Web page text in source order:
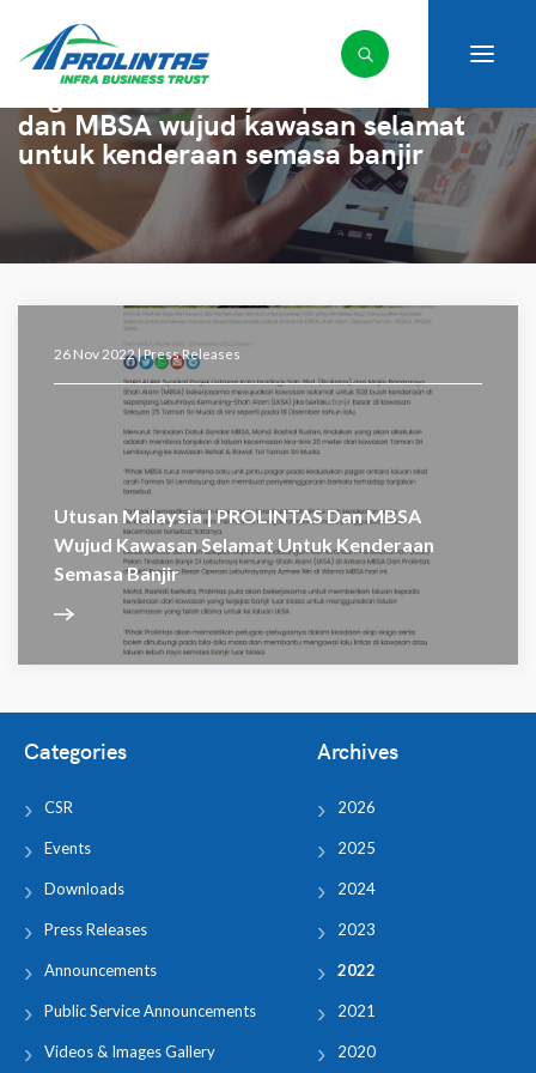
Tag:Utusan Malaysia | PROLINTAS
dan MBSA wujud kawasan selamat
untuk kenderaan semasa banjir
26 Nov 2022 |Press Releases
Utusan Malaysia | PROLINTAS Dan MBSA
Wujud Kawasan Selamat Untuk Kenderaan
Semasa Banjir
Categories
CSR
Events
Downloads
Press Releases
Announcements
Public Service Announcements
Videos & Images Gallery
Archives
2026
2025
2024
2023
2022
2021
2020